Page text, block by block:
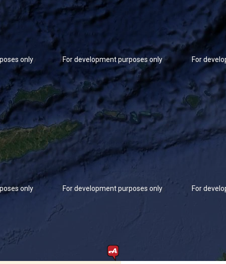
For
For development purposes only
only
For development purposes only
only For